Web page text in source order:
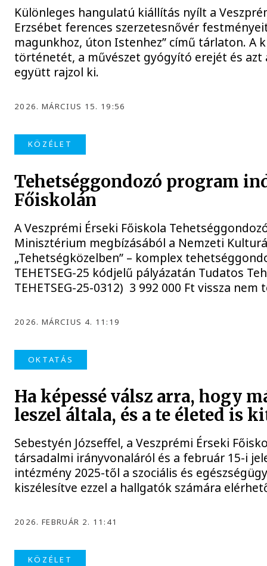
Különleges hangulatú kiállítás nyílt a
Erzsébet ferences szerzetesnővér
magunkhoz, úton Istenhez” című tárlaton. A
történetét, a művészet gyógyító erejét és
együtt rajzol ki.
2026. MÁRCIUS 15. 19:56
KÖZÉLET
Tehetséggondozó program
Főiskolán
A Veszprémi Érseki Főiskola
Minisztérium megbízásából a Nemzeti
„Tehetségközelben” – komplex
TEHETSEG-25 kódjelű pályázatán Tudatos
TEHETSEG-25-0312) 3 992 000 Ft vissza
2026. MÁRCIUS 4. 11:19
OKTATÁS
Ha képessé válsz arra, hogy
leszel általa, és a te életed is
Sebestyén Józseffel, a Veszprémi Érseki
társadalmi irányvonaláról és a február 15-i
intézmény 2025-től a szociális és
kiszélesítve ezzel a hallgatók számára
2026. FEBRUÁR 2. 11:41
KÖZÉLET